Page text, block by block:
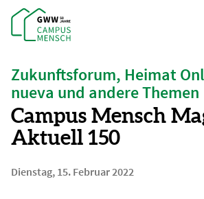
Zukunftsforum, Heimat
nueva und andere Themen
Campus Mensch
Aktuell 150
Dienstag, 15. Februar 2022